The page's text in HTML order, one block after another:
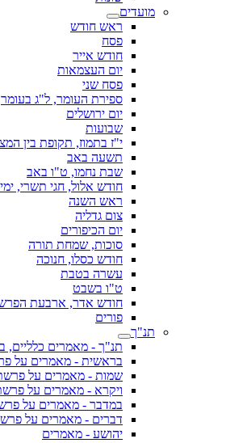
מועדים
ראש חודש
פסח
חודש אייר
יום העצמאות
פסח שני
ספירת העומר, ל"ג בעומר
יום ירושלים
שבועות
י"ז בתמוז, תקופת בין
תשעה באב
שבת נחמו, ט"ו באב
חודש אלול, חגי תשרי,
ראש השנה
צום גדליה
יום הכיפורים
סוכות, שמחת תורה
חודש כסלו, חנוכה
עשרה בטבת
ט"ו בשבט
חודש אדר, ארבעת
פורים
תנ"ך
תנ"ך - מאמרים כלליים,
בראשית - מאמרים על
שמות - מאמרים על
ויקרא - מאמרים על
במדבר - מאמרים על
דברים - מאמרים על
יהושע - מאמרים